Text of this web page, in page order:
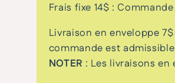
Frais fixe 14$ :
Livraison en enveloppe
commande est
NOTER : Les livraisons